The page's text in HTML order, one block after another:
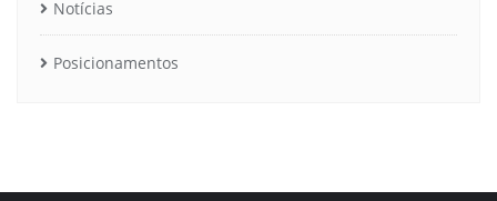
Notícias
Posicionamentos